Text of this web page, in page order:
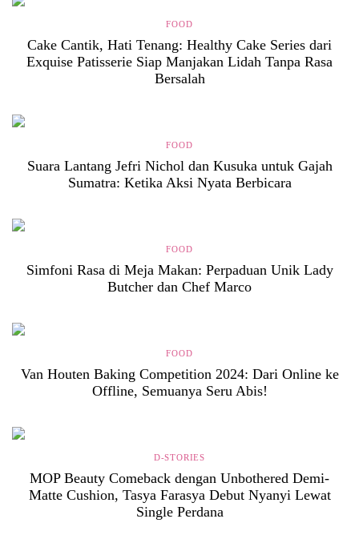
FOOD
Cake Cantik, Hati Tenang: Healthy Cake Series dari
Exquise Patisserie Siap Manjakan Lidah Tanpa Rasa
Bersalah
FOOD
Suara Lantang Jefri Nichol dan Kusuka untuk Gajah
Sumatra: Ketika Aksi Nyata Berbicara
FOOD
Simfoni Rasa di Meja Makan: Perpaduan Unik Lady
Butcher dan Chef Marco
FOOD
Van Houten Baking Competition 2024: Dari Online ke
Offline, Semuanya Seru Abis!
D-STORIES
MOP Beauty Comeback dengan Unbothered Demi-
Matte Cushion, Tasya Farasya Debut Nyanyi Lewat
Single Perdana